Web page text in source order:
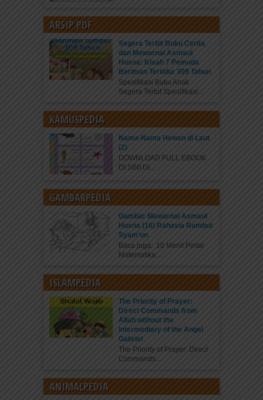
ARSIP PDF
Segera Terbit Buku Cerita
dan Mewarnai Asmaul
Husna: Kisah 7 Pemuda
Beriman Tertidur 309 Tahun
Spesifikasi Buku Anak
Segera Terbit Spesifikasi...
KAMUSPEDIA
Nama-Nama Hewan di Laut
(2)
DOWNLOAD FULL EBOOK
DI SINI DI...
GAMBARPEDIA
Gambar Mewarnai Asmaul
Husna (16) Rahasia Rambut
Syam’un
Baca juga: 10 Menit Pintar
Matematika:...
ISLAMPEDIA
The Priority of Prayer:
Direct Commands from
Allah without the
Intermediary of the Angel
Gabriel
The Priority of Prayer: Direct
Commands...
ANIMALPEDIA